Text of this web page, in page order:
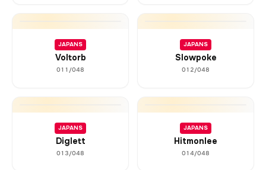
JAPANS
Voltorb
011/048
JAPANS
Slowpoke
012/048
JAPANS
Diglett
013/048
JAPANS
Hitmonlee
014/048